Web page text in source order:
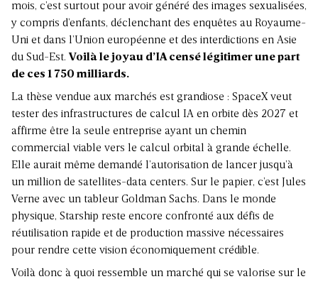
mois, c’est surtout pour avoir généré des images sexualisées,
y compris d’enfants, déclenchant des enquêtes au Royaume-
Uni et dans l’Union européenne et des interdictions en Asie
du Sud-Est. Voilà le joyau d’IA censé légitimer une part
de ces 1 750 milliards.
La thèse vendue aux marchés est grandiose : SpaceX veut
tester des infrastructures de calcul IA en orbite dès 2027 et
affirme être la seule entreprise ayant un chemin
commercial viable vers le calcul orbital à grande échelle.
Elle aurait même demandé l’autorisation de lancer jusqu’à
un million de satellites-data centers. Sur le papier, c’est Jules
Verne avec un tableur Goldman Sachs. Dans le monde
physique, Starship reste encore confronté aux défis de
réutilisation rapide et de production massive nécessaires
pour rendre cette vision économiquement crédible.
Voilà donc à quoi ressemble un marché qui se valorise sur le